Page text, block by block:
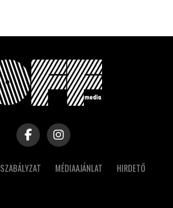
SZABÁLYZAT MÉDIAAJÁNLAT HIRDETŐ